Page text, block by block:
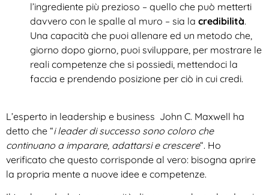
l’ingrediente più prezioso – quello che può metterti
davvero con le spalle al muro – sia la credibilità.
Una capacità che puoi allenare ed un metodo che,
giorno dopo giorno, puoi sviluppare, per mostrare le
reali competenze che si possiedi, mettendoci la
faccia e prendendo posizione per ciò in cui credi.
L’esperto in leadership e business John C. Maxwell ha
detto che “i leader di successo sono coloro che
continuano a imparare, adattarsi e crescere“. Ho
verificato che questo corrisponde al vero: bisogna aprire
la propria mente a nuove idee e competenze.